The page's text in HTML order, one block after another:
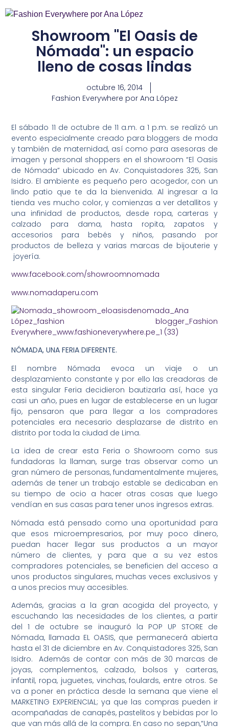
Showroom "El Oasis de
Nómada": un espacio
lleno de cosas lindas
octubre 16, 2014
Fashion Everywhere por Ana López
El sábado 11 de octubre de 11 a.m. a 1 p.m. se realizó un
evento especialmente creado para bloggers de moda
y también de maternidad, así como para asesoras de
imagen y personal shoppers en el showroom “El Oasis
de Nómada” ubicado en Av. Conquistadores 325, San
Isidro. El ambiente es pequeño pero acogedor, con un
lindo patio que te da la bienvenida. Al ingresar a la
tienda ves mucho color, y comienzas a ver detallitos y
una infinidad de productos, desde ropa, carteras y
calzado para dama, hasta ropita, zapatos y
accesorios para bebés y niños, pasando por
productos de belleza y varias marcas de bijouterie y
joyería.
www.facebook.com/showroomnomada
www.nomadaperu.com
NÓMADA, UNA FERIA DIFERENTE.
El nombre Nómada evoca un viaje o un
desplazamiento constante y por ello las creadoras de
esta singular Feria decidieron bautizarla así, hace ya
casi un año, pues en lugar de establecerse en un lugar
fijo, pensaron que para llegar a los compradores
potenciales era necesario desplazarse de distrito en
distrito por toda la ciudad de Lima.
La idea de crear esta Feria o Showroom como sus
fundadoras la llaman, surge tras observar como un
gran número de personas, fundamentalmente mujeres,
además de tener un trabajo estable se dedicaban en
su tiempo de ocio a hacer otras cosas que luego
vendían en sus casas para tener unos ingresos extras.
Nómada está pensado como una oportunidad para
que esos microempresarios, por muy poco dinero,
puedan hacer llegar sus productos a un mayor
número de clientes, y para que a su vez estos
compradores potenciales, se beneficien del acceso a
unos productos singulares, muchas veces exclusivos y
a unos precios muy accesibles.
Además, gracias a la gran acogida del proyecto, y
escuchando las necesidades de los clientes, a partir
del 1 de octubre se inauguró la POP UP STORE de
Nómada, llamada EL OASIS, que permanecerá abierta
hasta el 31 de diciembre en Av. Conquistadores 325, San
Isidro. Además de contar con más de 30 marcas de
joyas, complementos, calzado, bolsos y carteras,
infantil, ropa, juguetes, vinchas, foulards, entre otros. Se
va a poner en práctica desde la semana que viene el
MARKETING EXPERIENCIAL; ya que las compras pueden ir
acompañadas de canapés, pastelitos y bebidas por lo
que van más allá de la compra. En caso no sepan,“Una